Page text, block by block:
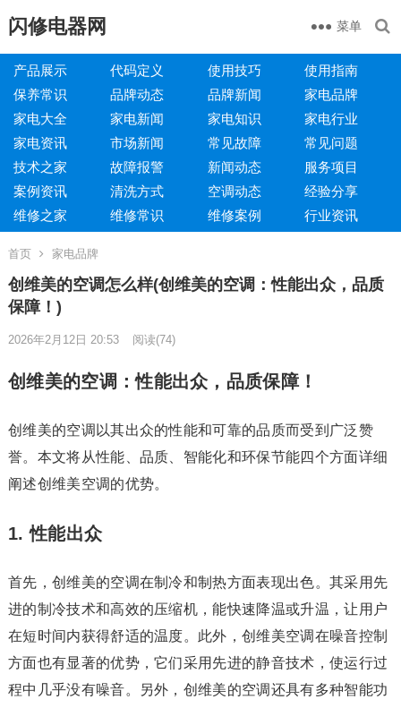
闪修电器网 菜单
产品展示 代码定义 使用技巧
使用指南
保养常识
品牌动态 品牌新闻
家电品牌
家电大全
家电新闻 家电知识
家电行业
家电资讯
市场新闻 常见故障
常见问题
技术之家
故障报警 新闻动态
服务项目
案例资讯
清洗方式 空调动态
经验分享
维修之家
维修常识 维修案例 行业资讯
首页 家电品牌
创维美的空调怎么样(创维美的空调：性能出众，品质
保障！)
2026年2月12日 20:53 阅读(74)
创维美的空调：性能出众，品质保障！
创维美的空调以其出众的性能和可靠的品质而受到广泛赞
誉。本文将从性能、品质、智能化和环保节能四个方面详细
阐述创维美空调的优势。
1. 性能出众
首先，创维美的空调在制冷和制热方面表现出色。其采用先
进的制冷技术和高效的压缩机，能快速降温或升温，让用户
在短时间内获得舒适的温度。此外，创维美空调在噪音控制
方面也有显著的优势，它们采用先进的静音技术，使运行过
程中几乎没有噪音。另外，创维美的空调还具有多种智能功